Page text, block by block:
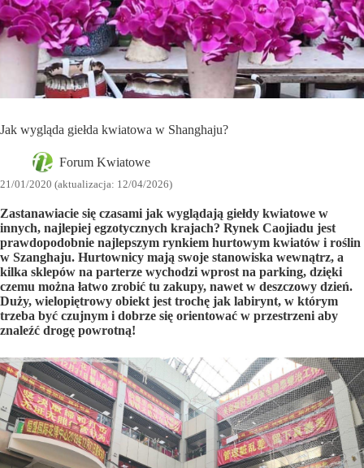
Jak wygląda giełda kwiatowa w Shanghaju?
Forum Kwiatowe
21/01/2020 (aktualizacja: 12/04/2026)
Zastanawiacie się czasami jak wyglądają giełdy kwiatowe w
innych, najlepiej egzotycznych krajach? Rynek Caojiadu jest
prawdopodobnie najlepszym rynkiem hurtowym kwiatów i roślin
w Szanghaju. Hurtownicy mają swoje stanowiska wewnątrz, a
kilka sklepów na parterze wychodzi wprost na parking, dzięki
czemu można łatwo zrobić tu zakupy, nawet w deszczowy dzień.
Duży, wielopiętrowy obiekt jest trochę jak labirynt, w którym
trzeba być czujnym i dobrze się orientować w przestrzeni aby
znaleźć drogę powrotną!